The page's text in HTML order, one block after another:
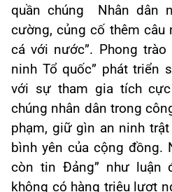
quần chúng Nhân dân
cường, củng cố thêm câu
cá với nước”. Phong trào
ninh Tổ quốc” phát triển
với sự tham gia tích
chúng nhân dân trong
phạm, giữ gìn an ninh
bình yên của cộng đồng.
còn tin Đảng” như luận
không có hàng triệu lượt